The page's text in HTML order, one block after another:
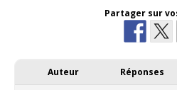
Partager sur
Auteur Réponses